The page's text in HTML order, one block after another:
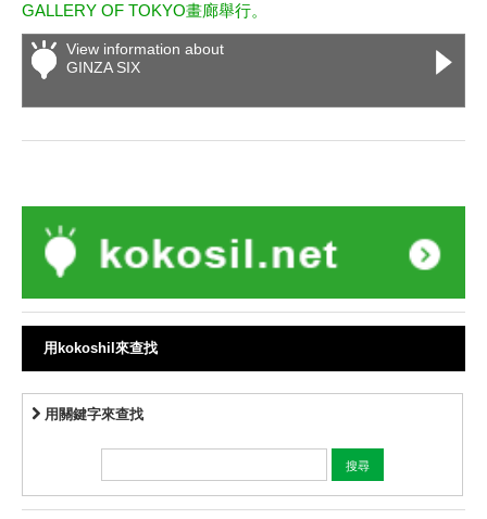
GALLERY OF TOKYO畫廊舉行。
View information about
GINZA SIX
用kokoshil來查找
用關鍵字來查找